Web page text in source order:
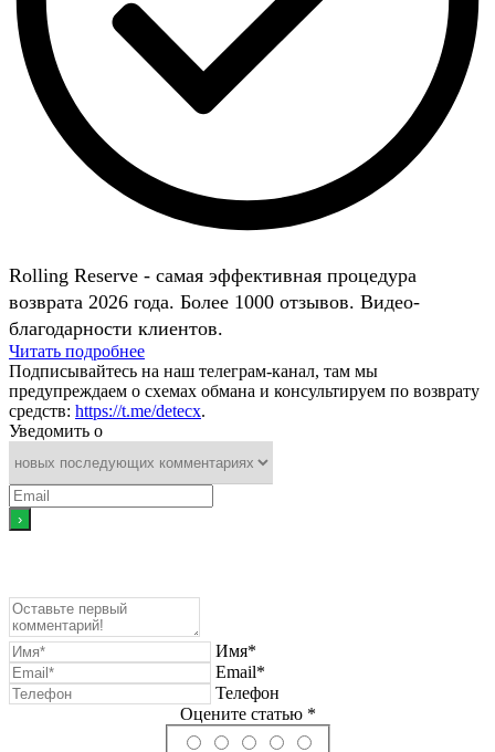
Rolling Reserve - самая эффективная процедура
возврата 2026 года. Более 1000 отзывов. Видео-
благодарности клиентов.
Читать подробнее
Подписывайтесь на наш телеграм-канал, там мы
предупреждаем о схемах обмана и консультируем по возврату
средств: https://t.me/detecx.
Уведомить о
Имя*
Email*
Телефон
Оцените статью *